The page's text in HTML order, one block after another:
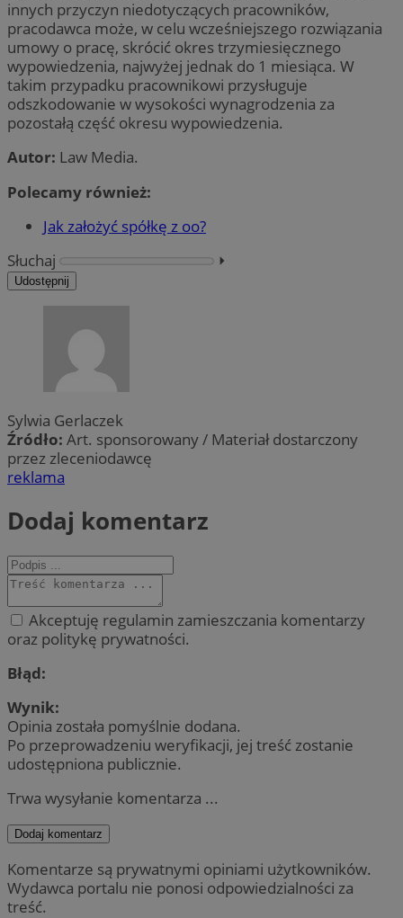
innych przyczyn niedotyczących pracowników,
pracodawca może, w celu wcześniejszego rozwiązania
umowy o pracę, skrócić okres trzymiesięcznego
wypowiedzenia, najwyżej jednak do 1 miesiąca. W
takim przypadku pracownikowi przysługuje
odszkodowanie w wysokości wynagrodzenia za
pozostałą część okresu wypowiedzenia.
Autor: Law Media.
Polecamy również:
Jak założyć spółkę z oo?
Słuchaj
⏵︎
Udostępnij
Sylwia Gerlaczek
Źródło: Art. sponsorowany / Materiał dostarczony
przez zleceniodawcę
reklama
Dodaj komentarz
Akceptuję regulamin zamieszczania komentarzy
oraz politykę prywatności.
Błąd:
Wynik:
Opinia została pomyślnie dodana.
Po przeprowadzeniu weryfikacji, jej treść zostanie
udostępniona publicznie.
Trwa wysyłanie komentarza ...
Dodaj komentarz
Komentarze są prywatnymi opiniami użytkowników.
Wydawca portalu nie ponosi odpowiedzialności za
treść.